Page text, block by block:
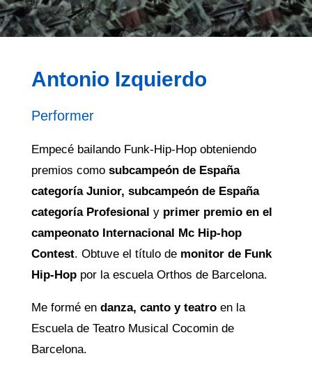
Antonio Izquierdo
Performer
Empecé bailando Funk-Hip-Hop obteniendo
premios como subcampeón de España
categoría Junior, subcampeón de España
categoría Profesional y primer premio en el
campeonato Internacional Mc Hip-hop
Contest. Obtuve el título de monitor de Funk
Hip-Hoppor la escuela Orthos de Barcelona.
Me formé en danza, canto y teatroen la
Escuela de Teatro Musical Cocomin de
Barcelona.